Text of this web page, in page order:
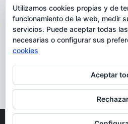
Aviso legal
Política de cookies
© Instituto de
Utilizamos cookies propias y de
funcionamiento de la web, medir
servicios. Puede aceptar todas
necesarias o configurar sus
cookies
Aceptar